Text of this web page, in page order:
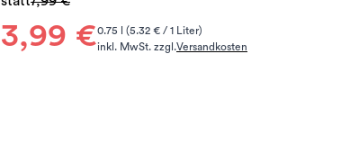
3,99 €0.75 l (5.32 € / 1 Liter)
inkl. MwSt. zzgl.Versandkosten